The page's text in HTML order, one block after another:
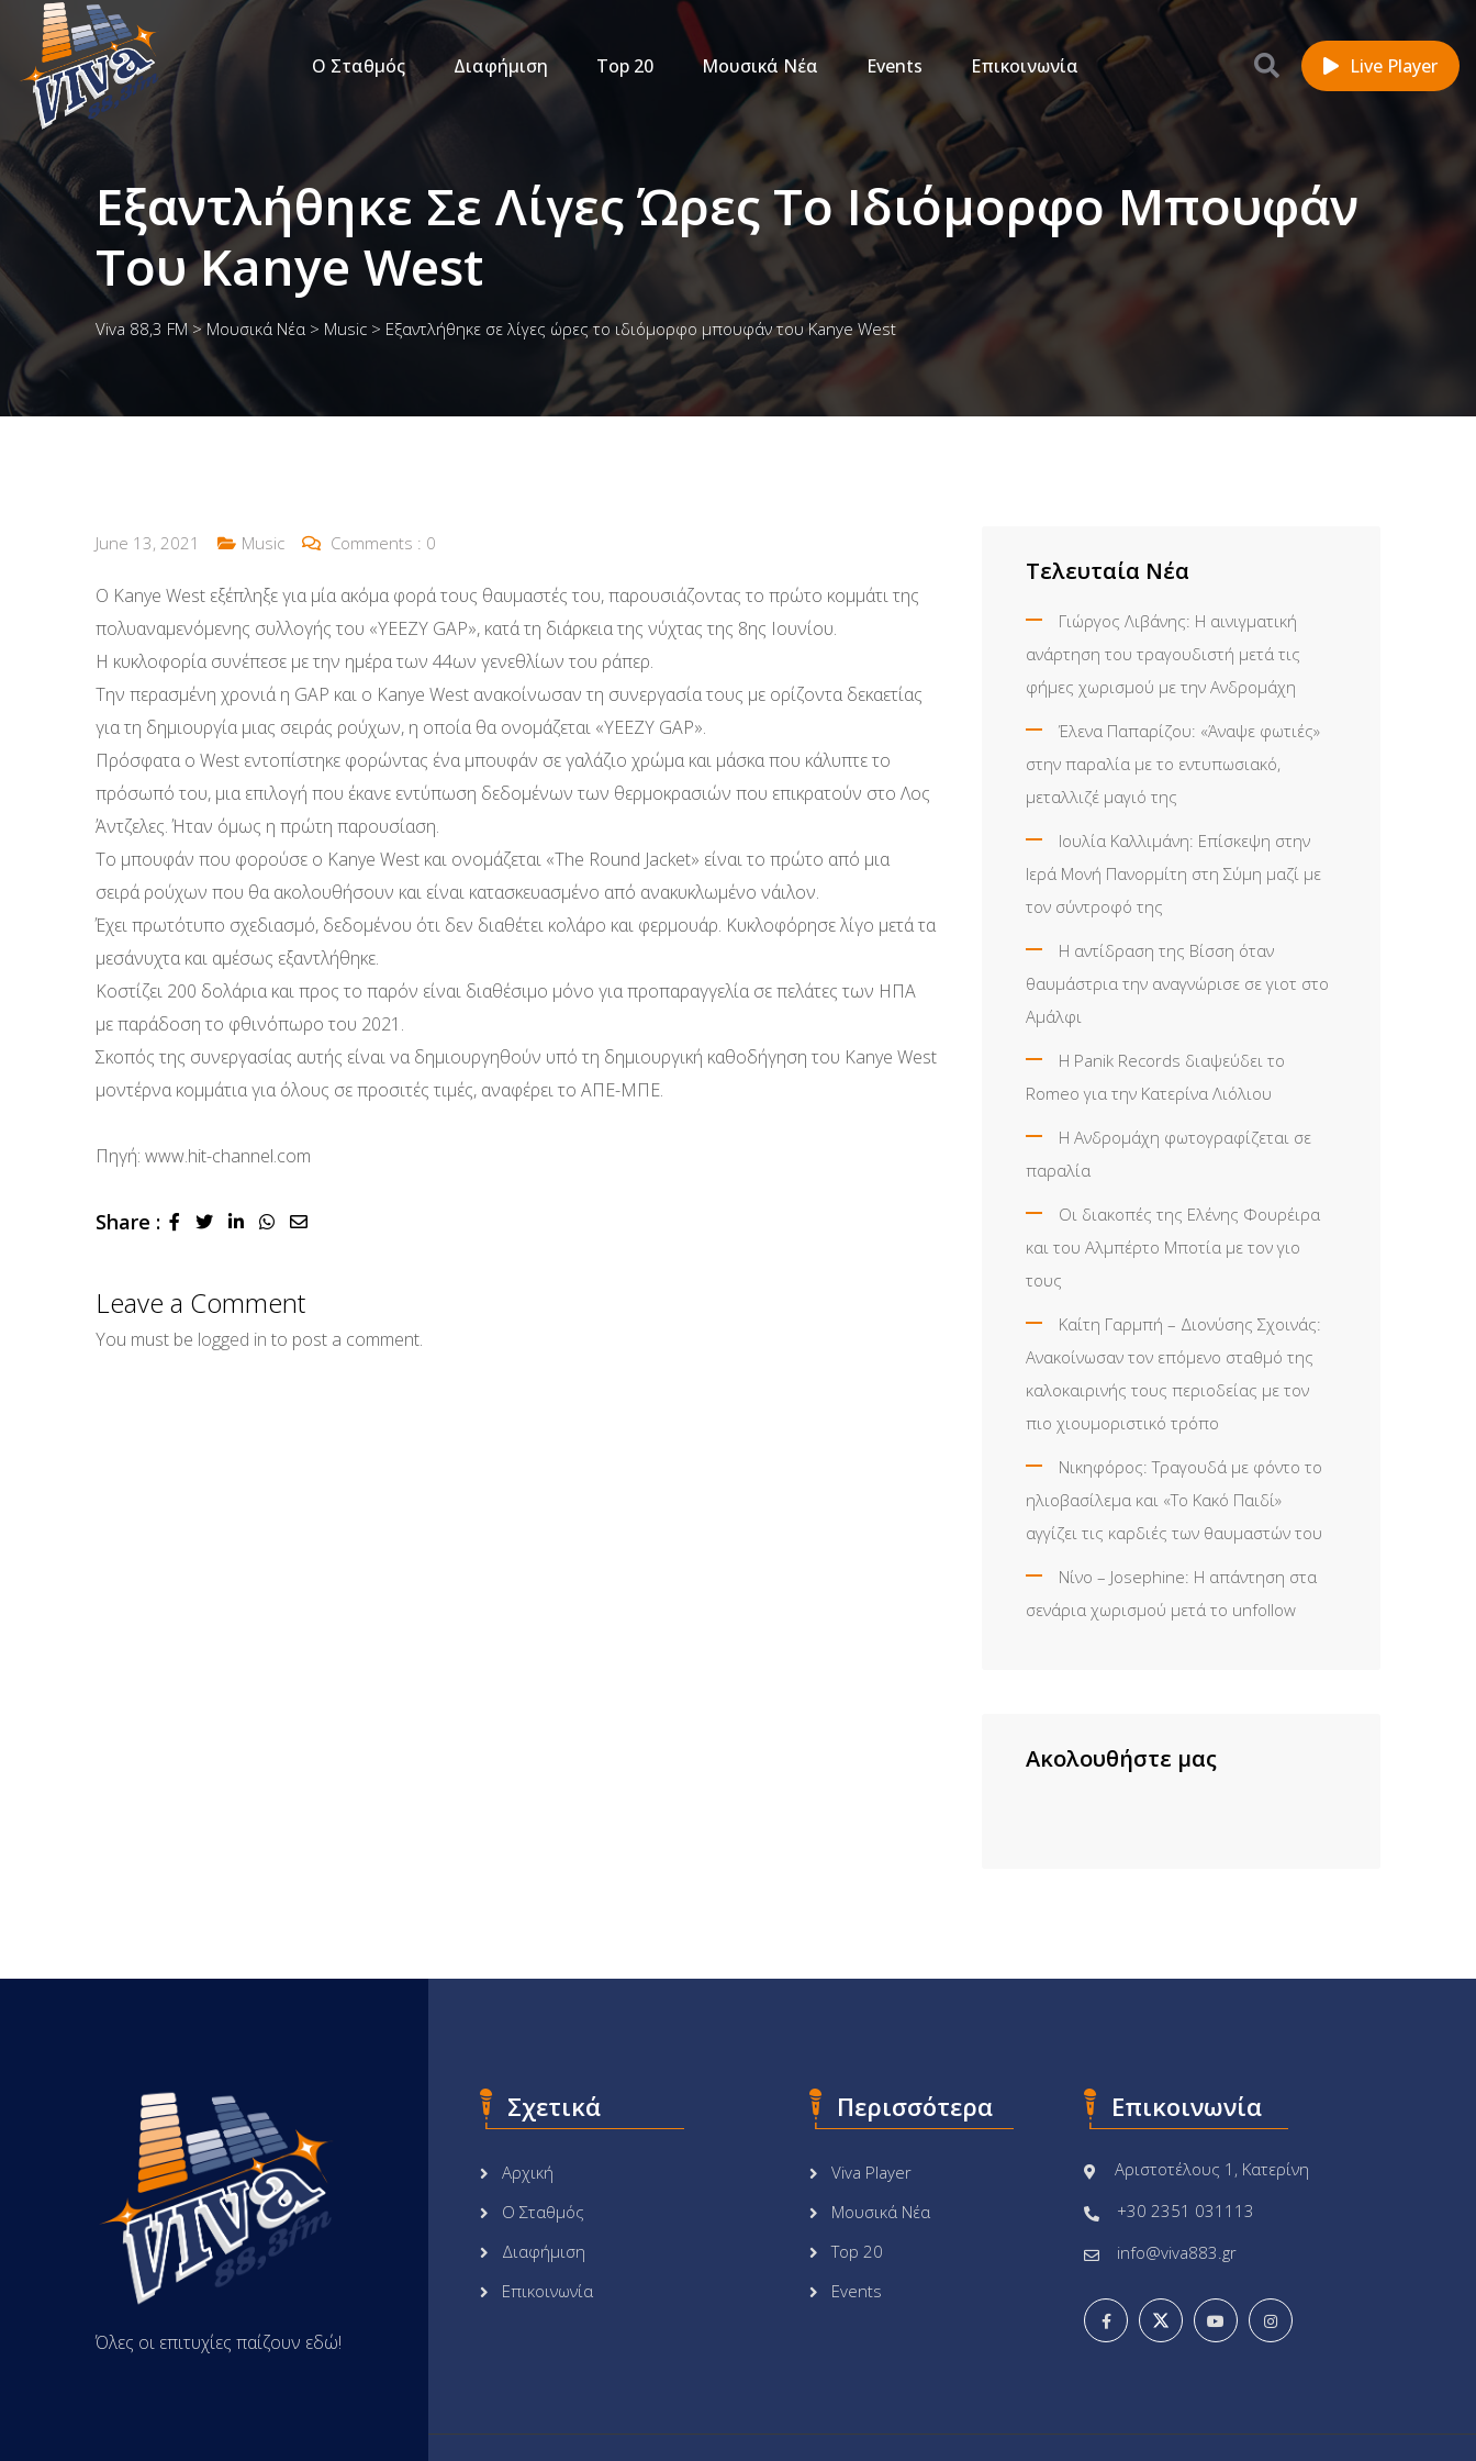
Ο Σταθμός Διαφήμιση Top 20 Μουσικά Νέα Events Επικοινωνία Live Player
Εξαντλήθηκε Σε Λίγες Ώρες Το Ιδιόμορφο Μπουφάν
Του Kanye West
Viva 88,3 FM> Μουσικά Νέα > Music > Εξαντλήθηκε σε λίγες ώρες το ιδιόμορφο μπουφάν του Kanye West
June 13, 2021 Music Comments : 0
Ο Kanye West εξέπληξε για μία ακόμα φορά τους θαυμαστές του, παρουσιάζοντας το πρώτο κομμάτι της
πολυαναμενόμενης συλλογής του «YEEZY GAP», κατά τη διάρκεια της νύχτας της 8ης Ιουνίου.
Η κυκλοφορία συνέπεσε με την ημέρα των 44ων γενεθλίων του ράπερ.
Την περασμένη χρονιά η GAP και ο Kanye West ανακοίνωσαν τη συνεργασία τους με ορίζοντα δεκαετίας
για τη δημιουργία μιας σειράς ρούχων, η οποία θα ονομάζεται «YEEZY GAP».
Πρόσφατα ο West εντοπίστηκε φορώντας ένα μπουφάν σε γαλάζιο χρώμα και μάσκα που κάλυπτε το
πρόσωπό του, μια επιλογή που έκανε εντύπωση δεδομένων των θερμοκρασιών που επικρατούν στο Λος
Άντζελες. Ήταν όμως η πρώτη παρουσίαση.
Το μπουφάν που φορούσε ο Kanye West και ονομάζεται «The Round Jacket» είναι το πρώτο από μια
σειρά ρούχων που θα ακολουθήσουν και είναι κατασκευασμένο από ανακυκλωμένο νάιλον.
Έχει πρωτότυπο σχεδιασμό, δεδομένου ότι δεν διαθέτει κολάρο και φερμουάρ. Κυκλοφόρησε λίγο μετά τα
μεσάνυχτα και αμέσως εξαντλήθηκε.
Κοστίζει 200 δολάρια και προς το παρόν είναι διαθέσιμο μόνο για προπαραγγελία σε πελάτες των ΗΠΑ
με παράδοση το φθινόπωρο του 2021.
Σκοπός της συνεργασίας αυτής είναι να δημιουργηθούν υπό τη δημιουργική καθοδήγηση του Kanye West
μοντέρνα κομμάτια για όλους σε προσιτές τιμές, αναφέρει το ΑΠΕ-ΜΠΕ.
Πηγή: www.hit-channel.com
Share : LinkedInWhatsapp
Share
Leave a Comment
You must be logged in to post a comment.
Τελευταία Νέα
Γιώργος Λιβάνης: Η αινιγματική
ανάρτηση του τραγουδιστή μετά τις
φήμες χωρισμού με την Ανδρομάχη
Έλενα Παπαρίζου: «Άναψε φωτιές»
στην παραλία με το εντυπωσιακό,
μεταλλιζέ μαγιό της
Ιουλία Καλλιμάνη: Επίσκεψη στην
Ιερά Μονή Πανορμίτη στη Σύμη μαζί με
τον σύντροφό της
Η αντίδραση της Βίσση όταν
θαυμάστρια την αναγνώρισε σε γιοτ στο
Αμάλφι
Η Panik Records διαψεύδει το
Romeo για την Κατερίνα Λιόλιου
Η Ανδρομάχη φωτογραφίζεται σε
παραλία
Οι διακοπές της Ελένης Φουρέιρα
και του Αλμπέρτο Μποτία με τον γιο
τους
Καίτη Γαρμπή – Διονύσης Σχοινάς:
Ανακοίνωσαν τον επόμενο σταθμό της
καλοκαιρινής τους περιοδείας με τον
πιο χιουμοριστικό τρόπο
Νικηφόρος: Τραγουδά με φόντο το
ηλιοβασίλεμα και «Το Κακό Παιδί»
αγγίζει τις καρδιές των θαυμαστών του
Νίνο – Josephine: Η απάντηση στα
σενάρια χωρισμού μετά το unfollow
Ακολουθήστε μας
Όλες οι επιτυχίες παίζουν εδώ!
Σχετικά
Αρχική
Ο Σταθμός
Διαφήμιση
Επικοινωνία
Περισσότερα
Viva Player
Μουσικά Νέα
Top 20
Events
Επικοινωνία
Αριστοτέλους 1, Κατερίνη
+30 2351 031113
info@viva883.gr